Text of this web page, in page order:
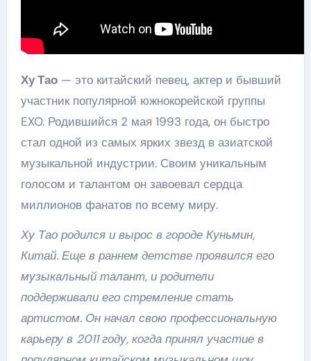
Ху Тао— это китайский певец, актер и бывший
участник популярной южнокорейской группы
EXO. Родившийся 2 мая 1993 года, он быстро
стал одной из самых ярких звезд в азиатской
музыкальной индустрии. Своим уникальным
голосом и талантом он завоевал сердца
миллионов фанатов по всему миру.
Ху Тао родился и вырос в городе Куньмин,
Китай. Еще в раннем детстве проявился его
музыкальный талант, и родители
поддерживали его стремление стать
артистом. Он начал свою профессиональную
карьеру в 2011 году, когда принял участие в